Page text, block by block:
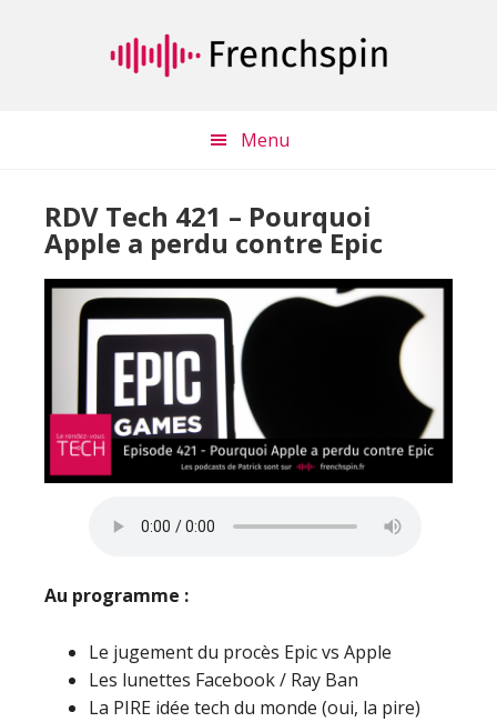
Menu
RDV Tech 421 – Pourquoi
Apple a perdu contre Epic
Au programme :
Le jugement du procès Epic vs Apple
Les lunettes Facebook / Ray Ban
La PIRE idée tech du monde (oui, la pire)